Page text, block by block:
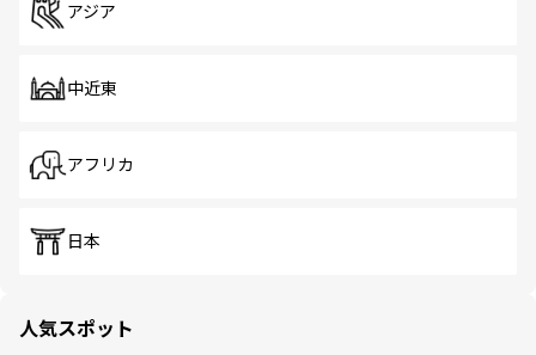
アジア
中近東
アフリカ
日本
人気スポット